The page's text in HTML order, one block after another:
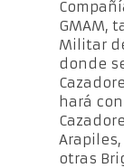
GMAM,
Militar
donde
hará
otras